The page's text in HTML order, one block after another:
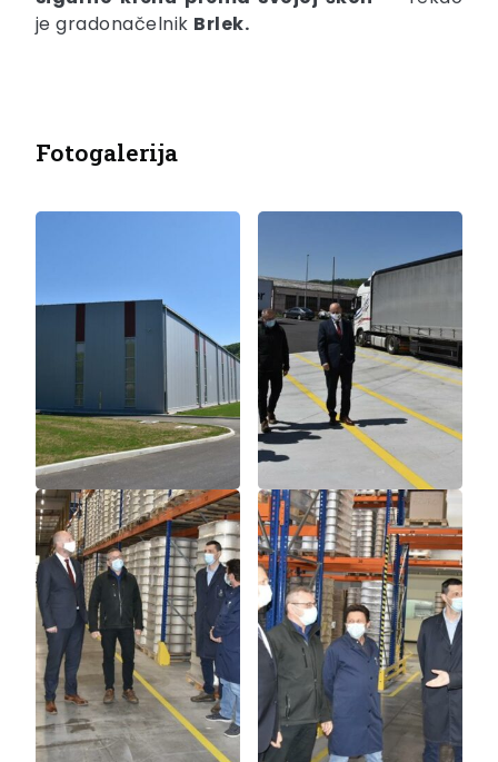
je gradonačelnik Brlek.
Fotogalerija